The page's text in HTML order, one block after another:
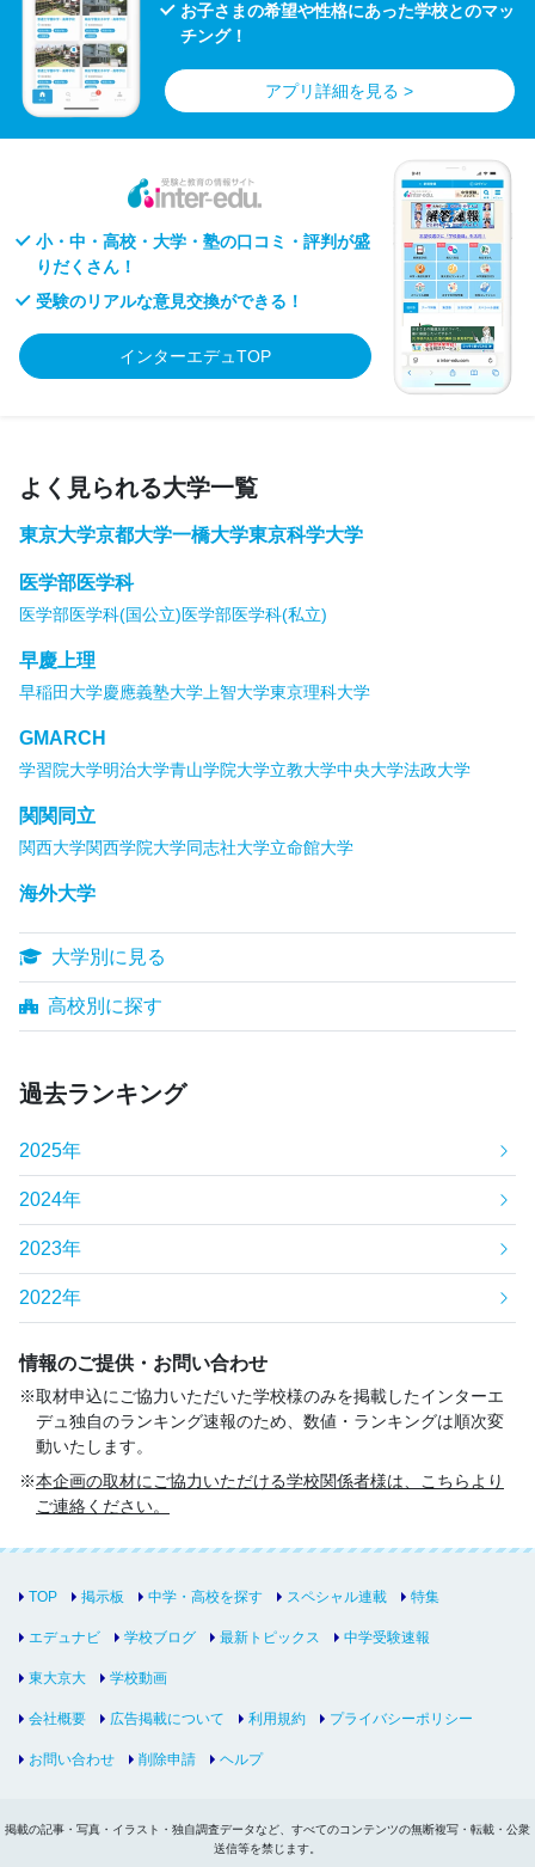
お子さまの希望や性格にあった学校とのマッ
チング！
アプリ詳細を見る >
小・中・高校・大学・塾の口コミ・評判が盛
りだくさん！
受験のリアルな意見交換ができる！
インターエデュTOP
よく見られる大学一覧
東京大学京都大学一橋大学東京科学大学
医学部医学科
医学部医学科(国公立)医学部医学科(私立)
早慶上理
早稲田大学慶應義塾大学 上智大学東京理科大学
GMARCH
学習院大学明治大学青山学院大学立教大学中央大学法政大学
関関同立
関西大学関西学院大学同志社大学立命館大学
海外大学
大学別に見る
高校別に探す
過去ランキング
2025年
2024年
2023年
2022年
情報のご提供・お問い合わせ
取材申込にご協力いただいた学校様のみを掲載したインターエ
デュ独自のランキング速報のため、数値・ランキングは順次変
動いたします。
本企画の取材にご協力いただける学校関係者様は、こちらより
ご連絡ください。
TOP 掲示板 中学・高校を探す スペシャル連載 特集
エデュナビ 学校ブログ 最新トピックス 中学受験速報
東大京大 学校動画
会社概要 広告掲載について 利用規約 プライバシーポリシー
お問い合わせ 削除申請 ヘルプ
掲載の記事・写真・イラスト・独自調査データなど、すべてのコンテンツの無断複写・転載・公衆
送信等を禁じます。